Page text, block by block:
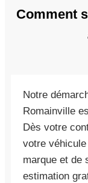
Comment
Notre
Romainville
Dès votre
votre
marque et de
estimation